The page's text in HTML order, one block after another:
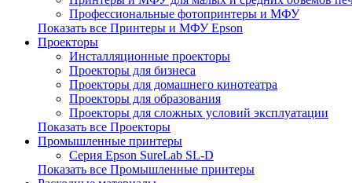
Профессиональные фотопринтеры и МФУ
Показать все Принтеры и МФУ Epson
Проекторы
Инсталляционные проекторы
Проекторы для бизнеса
Проекторы для домашнего кинотеатра
Проекторы для образования
Проекторы для сложных условий эксплуатации
Показать все Проекторы
Промышленные принтеры
Серия Epson SureLab SL-D
Показать все Промышленные принтеры